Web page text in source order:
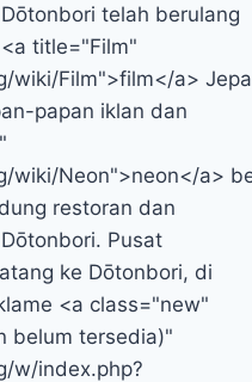
telah berulang
title="Film"
wiki/Film">film</a>
papan iklan dan
wiki/Neon">neon</a>
restoran dan
Pusat
ke Dōtonbori, di
<a class="new"
belum tersedia)"
w/index.php?